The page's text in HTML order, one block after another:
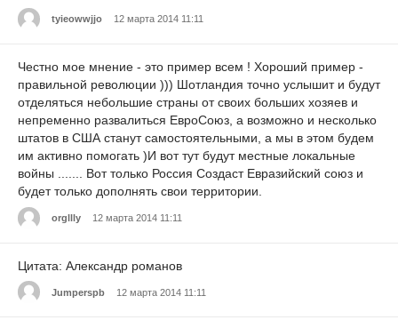
tyieowwjjo 12 марта 2014 11:11
Честно мое мнение - это пример всем ! Хороший пример -
правильной революции ))) Шотландия точно услышит и будут
отделяться небольшие страны от своих больших хозяев и
непременно развалиться ЕвроСоюз, а возможно и несколько
штатов в США станут самостоятельными, а мы в этом будем
им активно помогать )И вот тут будут местные локальные
войны ....... Вот только Россия Создаст Евразийский союз и
будет только дополнять свои территории.
orgllly 12 марта 2014 11:11
Цитата: Александр романов
Jumperspb 12 марта 2014 11:11